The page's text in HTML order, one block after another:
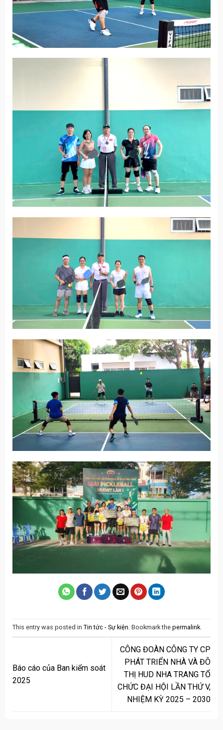
This entry was posted in Tin tức - Sự kiện. Bookmark the permalink.
Báo cáo của Ban kiểm soát
2025
CÔNG ĐOÀN CÔNG TY CP
PHÁT TRIỂN NHÀ VÀ ĐÔ
THỊ HUD NHA TRANG TỔ
CHỨC ĐẠI HỘI LẦN THỨ V,
NHIỆM KỲ 2025 – 2030